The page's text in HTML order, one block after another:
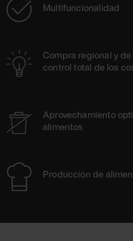
Multifuncionalidad
Compra regional y
control total de los
Aprovechamiento
alimentos
Producción de